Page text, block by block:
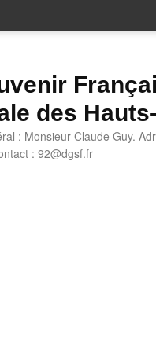
des
: Monsieur Claude Guy.
: 92@dgsf.fr